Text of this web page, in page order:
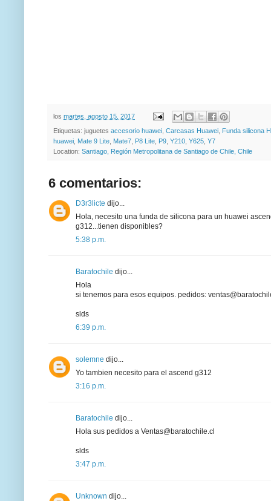
los martes, agosto 15, 2017
Etiquetas: juguetes accesorio huawei Carcasas Huawei Funda silicona
huawei Mate 9 Lite Mate7 P8 Lite P9 Y210 Y625 Y7
Location: Santiago, Región Metropolitana de Santiago de Chile, Chile
6 comentarios:
D3r3licte dijo...
Hola, necesito una funda de silicona para un huawei
g312...tienen disponibles?
5:38 p.m.
Baratochile dijo...
Hola
si tenemos para esos equipos. pedidos:
slds
6:39 p.m.
solemne dijo...
Yo tambien necesito para el ascend g312
3:16 p.m.
Baratochile dijo...
Hola sus pedidos a Ventas@baratochile.cl
slds
3:47 p.m.
Unknown dijo...